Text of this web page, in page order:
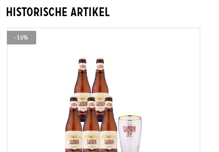
Historische Artikel
-15%